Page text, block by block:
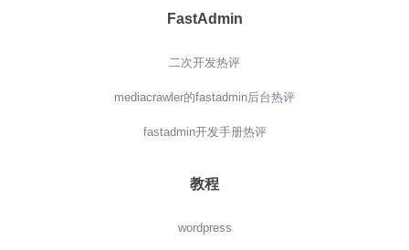
FastAdmin
二次开发热评
mediacrawler的fastadmin后台热评
fastadmin开发手册热评
教程
wordpress